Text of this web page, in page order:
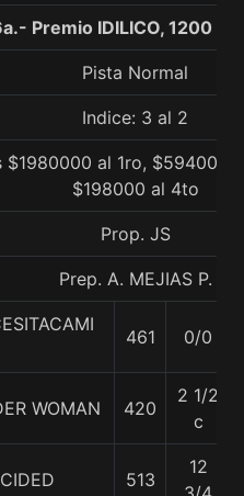
Premio IDILICO, 1200
Pista Normal
Indice: 3 al 2
$1980000 al 1ro,
$198000 al 4to
Prop. JS
Prep. A. MEJIAS P.
461 0/0
WOMAN 420
2 1/2
c
513
12